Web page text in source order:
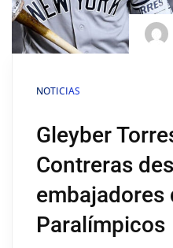
NOTICIAS
Gleyber
Contreras
embajadores
Paralímpicos